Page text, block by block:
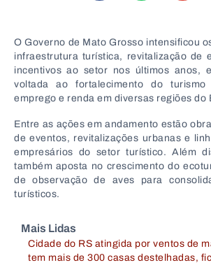
O Governo de Mato Grosso intensificou
infraestrutura turística, revitalização de
incentivos ao setor nos últimos anos,
voltada ao fortalecimento do
emprego e renda em diversas regiões do
Entre as ações em andamento estão
de eventos, revitalizações urbanas e
empresários do setor turístico. Além
também aposta no crescimento do
de observação de aves para
turísticos.
Mais Lidas
Cidade do RS atingida por ventos de
tem mais de 300 casas destelhadas,